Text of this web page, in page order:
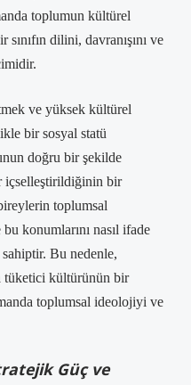
toplumun kültürel
dilini, davranışını ve
ve yüksek kültürel
bir sosyal statü
doğru bir şekilde
içselleştirildiğinin bir
toplumsal
bu konumlarını nasıl ifade
Bu nedenle,
tüketici kültürünün bir
toplumsal ideolojiyi ve
Güç ve